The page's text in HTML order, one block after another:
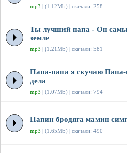
mp3 | (1.12Mb) | скачали: 258
Ты лучший папа - Он
земле
mp3 | (1.21Mb) | скачали: 581
Папа-папа я скучаю Папа-
дела
mp3 | (1.07Mb) | скачали: 794
Папин бродяга мамин
mp3 | (1.65Mb) | скачали: 490